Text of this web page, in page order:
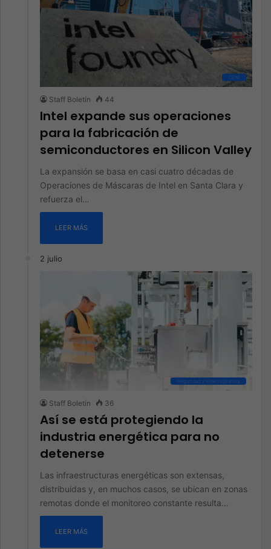
OEM
Staff Boletín 44
Intel expande sus operaciones
para la fabricación de
semiconductores en Silicon Valley
La expansión se basa en casi cuatro décadas de
Operaciones de Máscaras de Intel en Santa Clara y
refuerza el…
LEER MÁS
2 julio
Seguridad y Videovigilancia
Staff Boletín 36
Así se está protegiendo la
industria energética para no
detenerse
Las infraestructuras energéticas son extensas,
distribuidas y, en muchos casos, se ubican en zonas
remotas donde el monitoreo constante resulta…
LEER MÁS